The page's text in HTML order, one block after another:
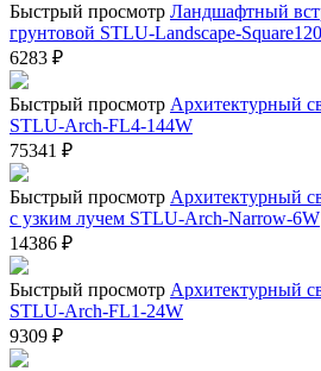
Быстрый просмотр Ландшафтный
грунтовой STLU-Landscape-
6283 ₽
Быстрый просмотр Архитектурный
STLU-Arch-FL4-144W
75341 ₽
Быстрый просмотр Архитектурный
с узким лучем STLU-Arch-Narrow-6W
14386 ₽
Быстрый просмотр Архитектурный
STLU-Arch-FL1-24W
9309 ₽